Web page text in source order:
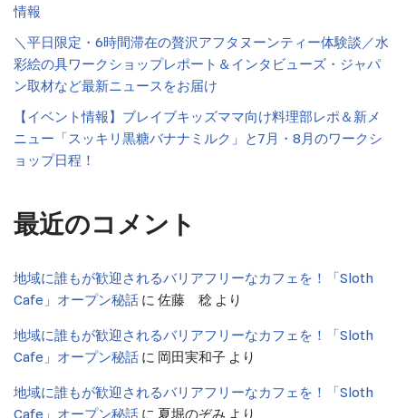
情報
＼平日限定・6時間滞在の贅沢アフタヌーンティー体験談／水
彩絵の具ワークショップレポート＆インタビューズ・ジャパ
ン取材など最新ニュースをお届け
【イベント情報】ブレイブキッズママ向け料理部レポ＆新メ
ニュー「スッキリ黒糖バナナミルク」と7月・8月のワークシ
ョップ日程！
最近のコメント
地域に誰もが歓迎されるバリアフリーなカフェを！「Sloth
Cafe」オープン秘話 に 佐藤 稔 より
地域に誰もが歓迎されるバリアフリーなカフェを！「Sloth
Cafe」オープン秘話 に 岡田実和子 より
地域に誰もが歓迎されるバリアフリーなカフェを！「Sloth
Cafe」オープン秘話 に 夏堀のぞみ より